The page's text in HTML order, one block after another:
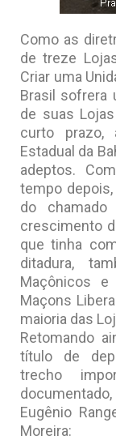
Como as
de treze
Criar uma
Brasil sofrera
de suas
curto prazo,
Estadual da
adeptos.
tempo
do
crescimento
que tinha
ditadura,
Maçônicos
Maçons
maioria das
Retomando
título de
trecho
Eugênio
Moreira: